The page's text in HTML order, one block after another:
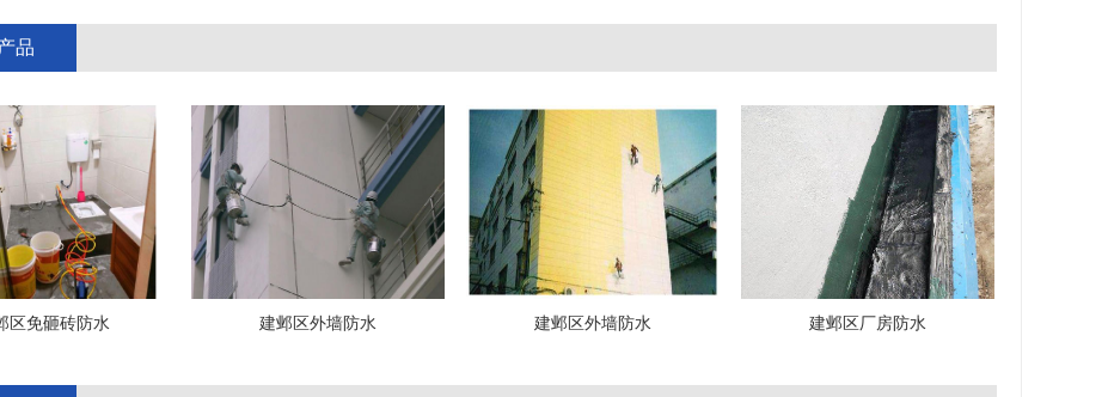
品
区免砸砖防水 建邺区外墙防水 建邺区外墙防水 建邺区厂房防水